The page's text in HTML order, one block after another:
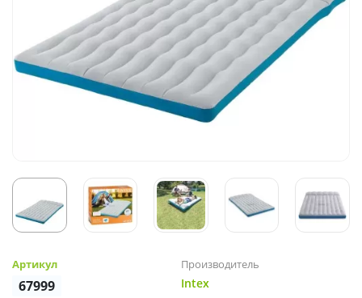
Артикул
67999
Производитель
Intex